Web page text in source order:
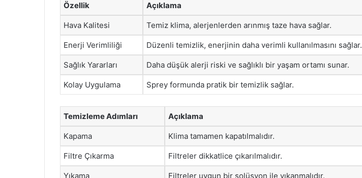
Özellik Açıklama
Hava Kalitesi Temiz klima, alerjenlerden arınmış taze hava sağlar.
Enerji Verimliliği Düzenli temizlik, enerjinin daha verimli kullanılmasını sağlar.
Sağlık Yararları Daha düşük alerji riski ve sağlıklı bir yaşam ortamı sunar.
Kolay Uygulama Sprey formunda pratik bir temizlik sağlar.
Temizleme Adımları Açıklama
Kapama Klima tamamen kapatılmalıdır.
Filtre Çıkarma Filtreler dikkatlice çıkarılmalıdır.
Yıkama Filtreler uygun bir solüsyon ile yıkanmalıdır.